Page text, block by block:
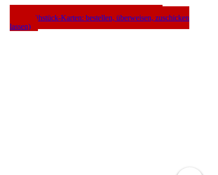
Mordsfrühstück-Karten: bestellen, überweisen, zuschicken
lassen)